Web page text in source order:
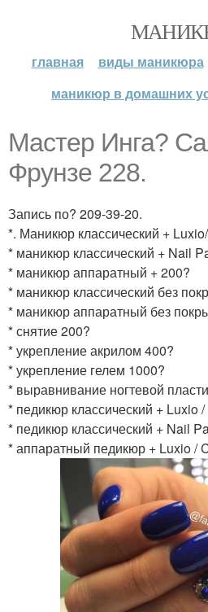
главная виды маникюра
маникюр в домашних
Мастер Инга?
Фрунзе 228.
Запись по? 209-39-20.
*. Маникюр классический +
* маникюр классический + Nail
* маникюр аппаратный + 200?
* маникюр классический без
* маникюр аппаратный без
* снятие 200?
* укрепление акрилом 400?
* укрепление гелем 1000?
* выравнивание ногтевой
* педикюр классический + Luxio
* педикюр классический + Nail
* аппаратный педикюр + Luxio /